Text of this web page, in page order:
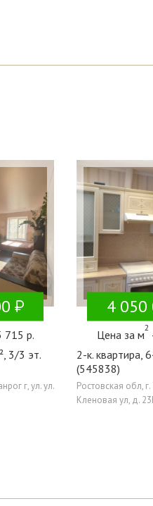
715 р.
3/3 эт.
г, ул. ул.
4 050
Цена за м
2
2-к. квартира,
(545838)
Ростовская обл, г.
Кленовая ул, д.